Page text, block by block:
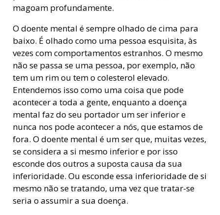
magoam profundamente.
O doente mental é sempre olhado de cima para
baixo. É olhado como uma pessoa esquisita, às
vezes com comportamentos estranhos. O mesmo
não se passa se uma pessoa, por exemplo, não
tem um rim ou tem o colesterol elevado.
Entendemos isso como uma coisa que pode
acontecer a toda a gente, enquanto a doença
mental faz do seu portador um ser inferior e
nunca nos pode acontecer a nós, que estamos de
fora. O doente mental é um ser que, muitas vezes,
se considera a si mesmo inferior e por isso
esconde dos outros a suposta causa da sua
inferioridade. Ou esconde essa inferioridade de si
mesmo não se tratando, uma vez que tratar-se
seria o assumir a sua doença.